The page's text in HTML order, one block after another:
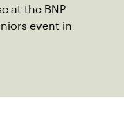
at the BNP
event in